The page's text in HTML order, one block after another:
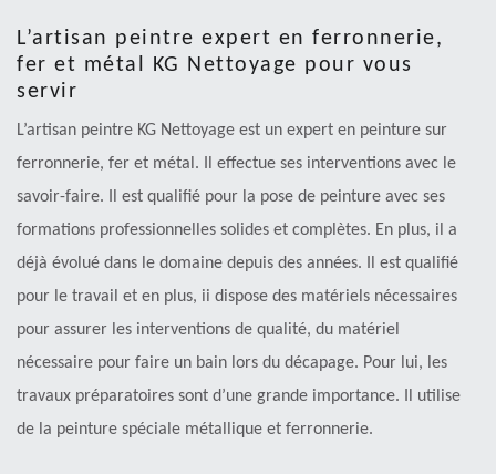
L’artisan peintre expert en ferronnerie,
fer et métal KG Nettoyage pour vous
servir
L’artisan peintre KG Nettoyage est un expert en peinture sur
ferronnerie, fer et métal. Il effectue ses interventions avec le
savoir-faire. Il est qualifié pour la pose de peinture avec ses
formations professionnelles solides et complètes. En plus, il a
déjà évolué dans le domaine depuis des années. Il est qualifié
pour le travail et en plus, ii dispose des matériels nécessaires
pour assurer les interventions de qualité, du matériel
nécessaire pour faire un bain lors du décapage. Pour lui, les
travaux préparatoires sont d’une grande importance. Il utilise
de la peinture spéciale métallique et ferronnerie.